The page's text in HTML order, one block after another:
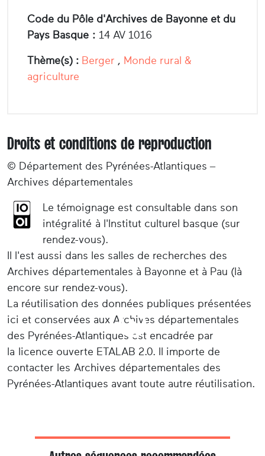
Code du Pôle d'Archives de Bayonne et du
Pays Basque : 14 AV 1016
Thème(s) : Berger , Monde rural &
agriculture
Droits et conditions de reproduction
© Département des Pyrénées-Atlantiques –
Archives départementales
Le témoignage est consultable dans son
intégralité à l'Institut culturel basque (sur
rendez-vous).
Il l'est aussi dans les salles de recherches des
Archives départementales à Bayonne et à Pau (là
encore sur rendez-vous).
La réutilisation des données publiques présentées
ici et conservées aux Archives départementales
des Pyrénées-Atlantiques est encadrée par
la licence ouverte ETALAB 2.0. Il importe de
contacter les Archives départementales des
Pyrénées-Atlantiques avant toute autre réutilisation.